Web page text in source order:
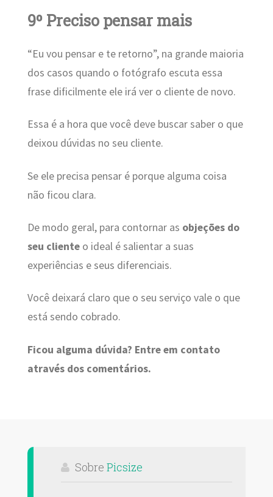
9º Preciso pensar mais
“Eu vou pensar e te retorno”, na grande maioria
dos casos quando o fotógrafo escuta essa
frase dificilmente ele irá ver o cliente de novo.
Essa é a hora que você deve buscar saber o que
deixou dúvidas no seu cliente.
Se ele precisa pensar é porque alguma coisa
não ficou clara.
De modo geral, para contornar as objeções do
seu clienteo ideal é salientar a suas
experiências e seus diferenciais.
Você deixará claro que o seu serviço vale o que
está sendo cobrado.
Ficou alguma dúvida? Entre em contato
através dos comentários.
Sobre Picsize